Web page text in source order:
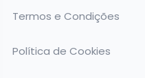
Termos e Condições
Política de Cookies